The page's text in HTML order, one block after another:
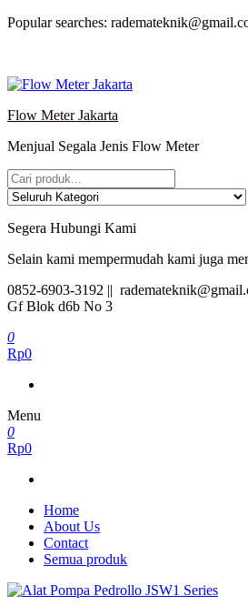
Lompat
Popular searches:
Flow Meter Jakarta
Menjual Segala Jenis Flow Meter
Segera Hubungi Kami
Selain kami mempermudah kami juga
0852-6903-3192 ||
Gf Blok d6b No 3
0
Rp0
Menu
0
Rp0
Home
About Us
Contact
Semua produk